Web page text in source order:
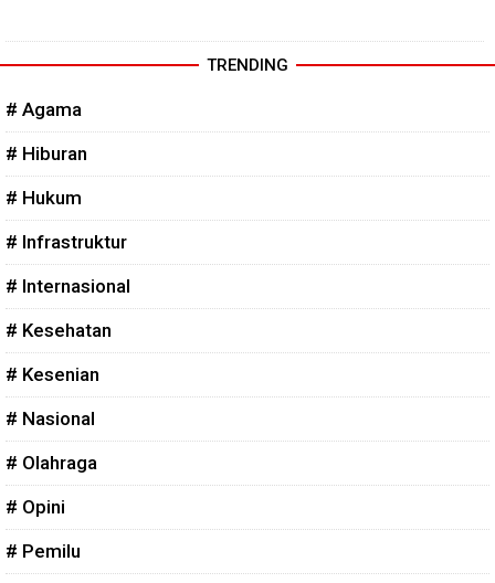
TRENDING
# Agama
# Hiburan
# Hukum
# Infrastruktur
# Internasional
# Kesehatan
# Kesenian
# Nasional
# Olahraga
# Opini
# Pemilu